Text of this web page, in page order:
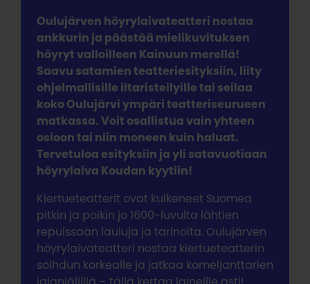
Oulujärven höyrylaivateatteri nostaa
ankkurin ja päästää mielikuvituksen
höyryt valloilleen Kainuun merellä!
Saavu satamien teatteriesityksiin, liity
ohjelmallisille iltaristeilyille tai seilaa
koko Oulujärvi ympäri teatteriseurueen
matkassa. Voit osallistua vain yhteen
osioon tai niin moneen kuin haluat.
Tervetuloa esityksiin ja yli satavuotiaan
höyrylaiva Koudan kyytiin!
Kiertueteatterit ovat kulkeneet Suomea
pitkin ja poikin jo 1600-luvulta lähtien
repuissaan lauluja ja tarinoita. Oulujärven
höyrylaivateatteri nostaa kiertueteatterin
soihdun korkealle ja jatkaa komeljanttarien
jalanjäljillä – tällä kertaa laineille asti!